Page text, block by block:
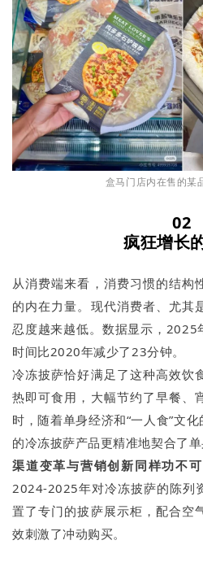
盒马门店内在售的某
02
疯狂增长
从消费端来看，消费习惯的结构
的内在力量。现代消费者、尤其
忍度越来越低。数据显示，2025
时间比2020年减少了23分钟。
冷冻披萨恰好满足了这种高效饮
热即可食用，大幅节约了早餐、
时，随着单身经济和“一人食”文
的冷冻披萨产品更精准地契合了单
渠道变革与营销创新同样功不
2024-2025年对冷冻披萨的陈列
置了专门的披萨展示柜，配合空
效刺激了冲动购买。